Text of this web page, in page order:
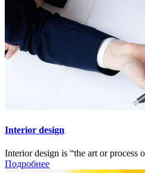
Interior design
Interior design is “the art or process
Подробнее